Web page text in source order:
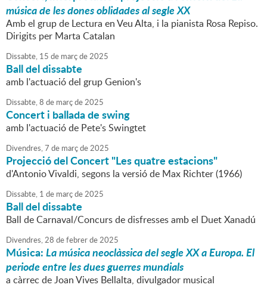
música de les dones oblidades al segle XX
Amb el grup de Lectura en Veu Alta, i la pianista Rosa Repiso.
Dirigits per Marta Catalan
Dissabte, 15 de marçde2025
Ball del dissabte
amb l'actuació del grup Genion's
Dissabte,8 de marçde2025
Concert i ballada de swing
amb l'actuació de Pete's Swingtet
Divendres,7 de marçde2025
Projecció del Concert "Les quatre estacions"
d'Antonio Vivaldi, segons la versió de Max Richter (1966)
Dissabte, 1 de marçde2025
Ball del dissabte
Ball de Carnaval/Concurs de disfresses amb el Duet Xanadú
Divendres,28 defebrerde2025
Música:La música neoclàssica del segle XX a Europa. El
periode entre les dues guerres mundials
a càrrec de Joan Vives Bellalta, divulgador musical